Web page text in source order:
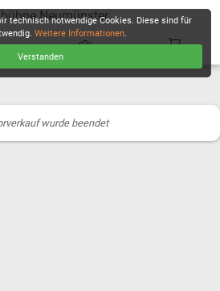
Neumünster
wurde beendet
technisch notwendige Cookies. Diese sind für
Weitere Informationen.
Verstanden